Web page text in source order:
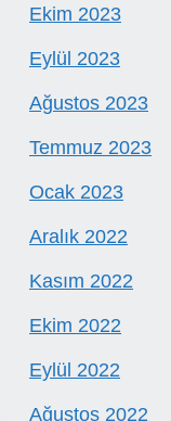
Ekim 2023
Eylül 2023
Ağustos 2023
Temmuz 2023
Ocak 2023
Aralık 2022
Kasım 2022
Ekim 2022
Eylül 2022
Ağustos 2022